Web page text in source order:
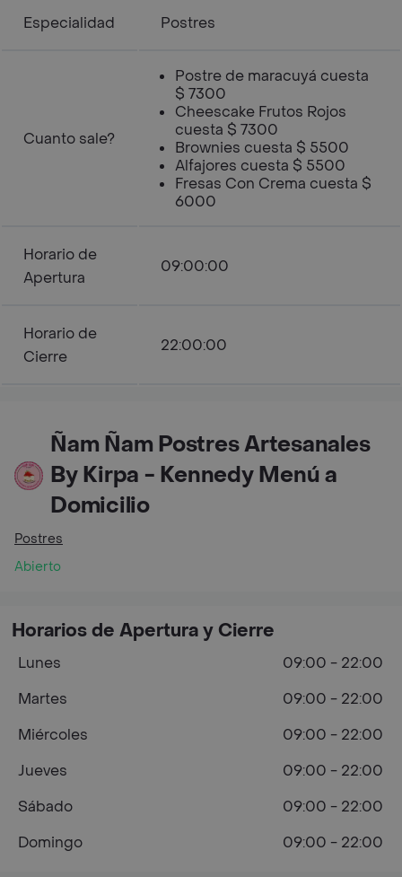
Especialidad Postres
Cuanto sale?
Postre de maracuyá cuesta
$ 7300
Cheescake Frutos Rojos
cuesta $ 7300
Brownies cuesta $ 5500
Alfajores cuesta $ 5500
Fresas Con Crema cuesta $
6000
Horario de
Apertura
09:00:00
Horario de
Cierre
22:00:00
Ñam Ñam Postres Artesanales
By Kirpa - Kennedy Menú a
Domicilio
Postres
Abierto
Horarios de Apertura y Cierre
Lunes
09:00 - 22:00
Martes
09:00 - 22:00
Miércoles
09:00 - 22:00
Jueves
09:00 - 22:00
Sábado
09:00 - 22:00
Domingo
09:00 - 22:00